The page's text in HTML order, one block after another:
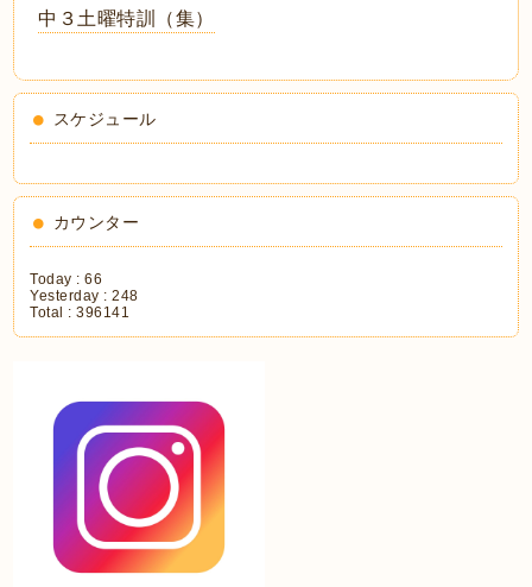
中３土曜特訓（集）
スケジュール
カウンター
Today :66
Yesterday :248
Total :396141